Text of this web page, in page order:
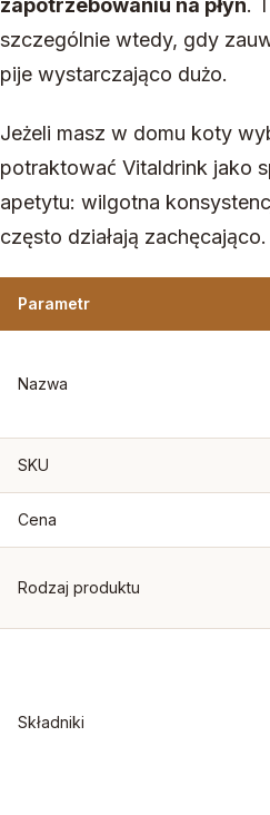
zapotrzebowaniu na płyn.
szczególnie wtedy, gdy
pije wystarczająco dużo.
Jeżeli masz w domu koty
potraktować Vitaldrink jako
apetytu: wilgotna
często działają zachęcająco.
Parametr
Nazwa
SKU
Cena
Rodzaj produktu
Składniki